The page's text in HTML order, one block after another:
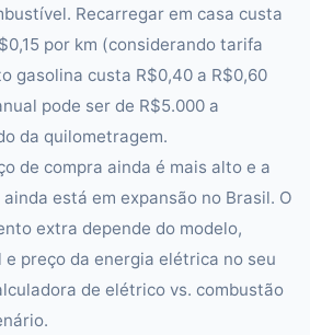
Recarregar em casa custa
por km (considerando tarifa
gasolina custa R$0,40 a R$0,60
pode ser de R$5.000 a
da quilometragem.
de compra ainda é mais alto e a
está em expansão no Brasil. O
extra depende do modelo,
preço da energia elétrica no seu
de elétrico vs. combustão